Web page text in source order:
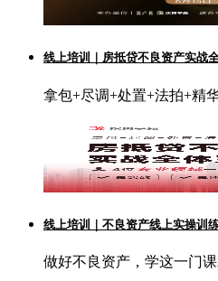
线上培训｜房抵贷不良资产实战
拿包+尽调+处置+法拍+精
线上培训｜不良资产线上实操训
做好不良资产，学这一门课